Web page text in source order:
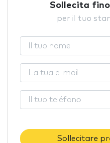
Sollecita
per il tuo
Sollecitare